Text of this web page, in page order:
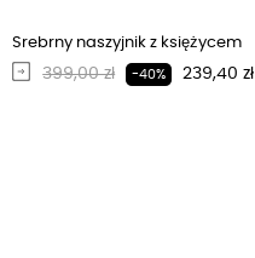
Srebrny naszyjnik z księżycem
Regularna cena
399,00 zł -40% Cena
239,40 zł